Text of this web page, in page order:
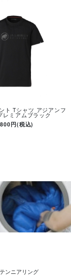
ト Tシャツ アジアンフ
レミアムブラック
円(税込)
ンニアリング